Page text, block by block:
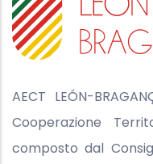
AECT LEÓN-
Cooperazione
composto dal